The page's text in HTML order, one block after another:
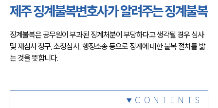
제주변호사 주요 업무사례
제주 분사무소 오시는 길
채용정보
제주 징계불복변호사가 알려주는 징계불복
징계불복은 공무원이 부과된 징계처분이 부당하다고 생각될 경우 심사
및 재심사 청구, 소청심사, 행정소송 등으로 징계에 대한 불복 절차를 밟
는 것을 뜻합니다.
CONTENTS